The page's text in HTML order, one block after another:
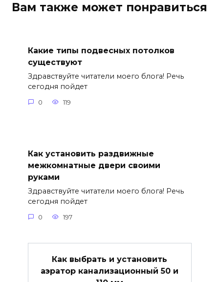
Вам также может понравиться
Какие типы подвесных потолков
существуют
Здравствуйте читатели моего блога! Речь
сегодня пойдет
0 119
Как установить раздвижные
межкомнатные двери своими
руками
Здравствуйте читатели моего блога! Речь
сегодня пойдет
0 197
Как выбрать и установить
аэратор канализационный 50 и